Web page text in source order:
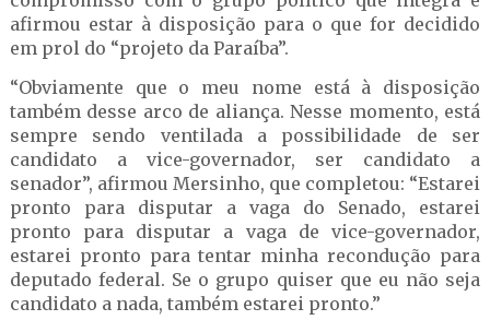
afirmou estar à disposição para o que for decidido
em prol do “projeto da Paraíba”.
“Obviamente que o meu nome está à disposição
também desse arco de aliança. Nesse momento, está
sempre sendo ventilada a possibilidade de ser
candidato a vice-governador, ser candidato a
senador”, afirmou Mersinho, que completou: “Estarei
pronto para disputar a vaga do Senado, estarei
pronto para disputar a vaga de vice-governador,
estarei pronto para tentar minha recondução para
deputado federal. Se o grupo quiser que eu não seja
candidato a nada, também estarei pronto.”